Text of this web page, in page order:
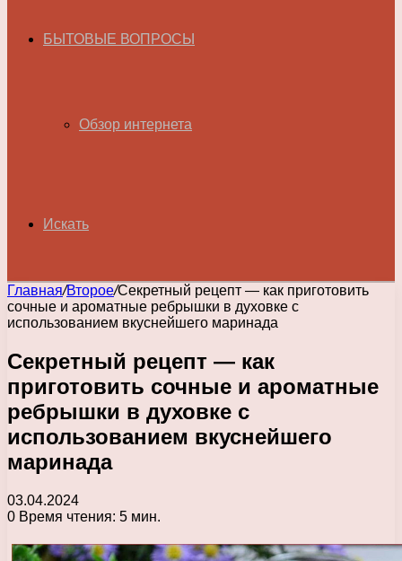
БЫТОВЫЕ ВОПРОСЫ
Обзор интернета
Искать
Главная/Второе/Секретный рецепт — как приготовить
сочные и ароматные ребрышки в духовке с
использованием вкуснейшего маринада
Секретный рецепт — как
приготовить сочные и ароматные
ребрышки в духовке с
использованием вкуснейшего
маринада
03.04.2024
0 Время чтения: 5 мин.